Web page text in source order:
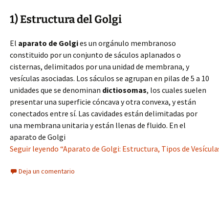
1) Estructura del Golgi
El aparato de Golgies un orgánulo membranoso
constituido por un conjunto de sáculos aplanados o
cisternas, delimitados por una unidad de membrana, y
vesículas asociadas. Los sáculos se agrupan en pilas de 5 a 10
unidades que se denominan dictiosomas, los cuales suelen
presentar una superficie cóncava y otra convexa, y están
conectados entre sí. Las cavidades están delimitadas por
una membrana unitaria y están llenas de fluido. En el
aparato de Golgi
Seguir leyendo “Aparato de Golgi: Estructura, Tipos de
Deja un comentario